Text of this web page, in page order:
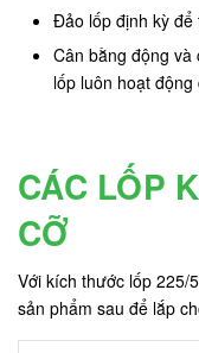
Đảo lốp định kỳ
Cân bằng động
lốp luôn hoạt động
CÁC LỐP
CỠ
Với kích thước lốp 225/
sản phẩm sau để lắp